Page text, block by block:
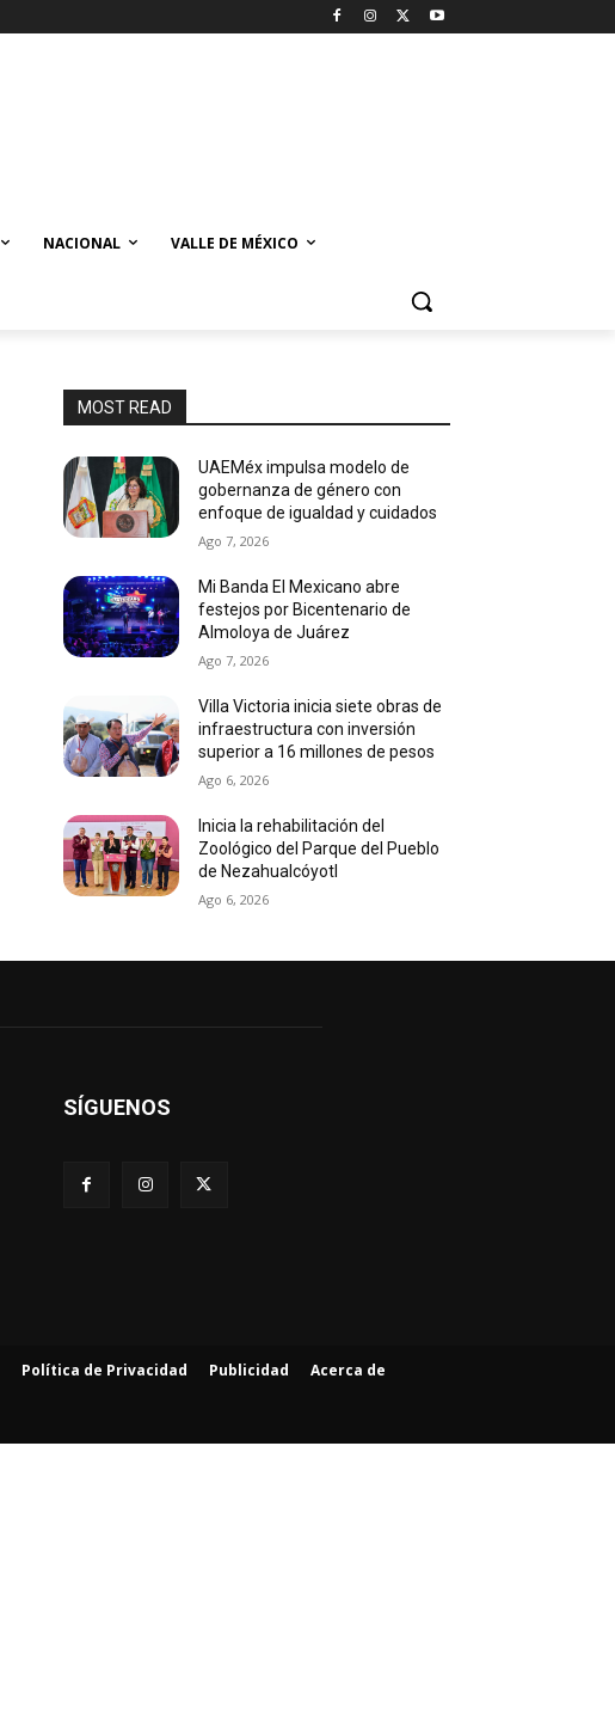
NACIONAL VALLE DE MÉXICO
MOST READ
UAEMéx impulsa modelo de
gobernanza de género con
enfoque de igualdad y cuidados
Ago 7, 2026
Mi Banda El Mexicano abre
festejos por Bicentenario de
Almoloya de Juárez
Ago 7, 2026
Villa Victoria inicia siete obras de
infraestructura con inversión
superior a 16 millones de pesos
Ago 6, 2026
Inicia la rehabilitación del
Zoológico del Parque del Pueblo
de Nezahualcóyotl
Ago 6, 2026
SÍGUENOS
Política de Privacidad Publicidad Acerca de